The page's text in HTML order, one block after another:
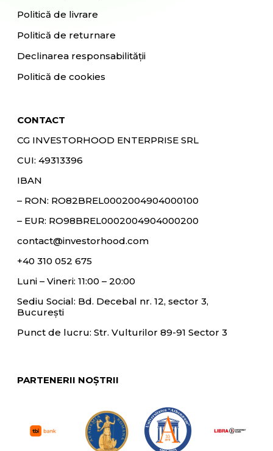
Politică de livrare
Politică de returnare
Declinarea responsabilității
Politică de cookies
CONTACT
CG INVESTORHOOD ENTERPRISE SRL
CUI: 49313396
IBAN
– RON: RO82BREL0002004904000100
– EUR: RO98BREL0002004904000200
contact@investorhood.com
+40 310 052 675
Luni – Vineri: 11:00 – 20:00
Sediu Social: Bd. Decebal nr. 12, sector 3,
București
Punct de lucru: Str. Vulturilor 89-91 Sector 3
PARTENERII NOȘTRII